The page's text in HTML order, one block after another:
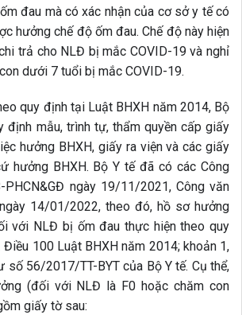
đau mà có xác nhận của cơ sở y tế có
hưởng chế độ ốm đau. Chế độ này hiện
trả cho NLĐ bị mắc COVID-19 và nghỉ
dưới 7 tuổi bị mắc COVID-19.
quy định tại Luật BHXH năm 2014, Bộ
định mẫu, trình tự, thẩm quyền cấp giấy
hưởng BHXH, giấy ra viện và các giấy
hưởng BHXH. Bộ Y tế đã có các Công
ngày 19/11/2021, Công văn
14/01/2022, theo đó, hồ sơ hưởng
với NLĐ bị ốm đau thực hiện theo quy
100 Luật BHXH năm 2014; khoản 1,
số 56/2017/TT-BYT của Bộ Y tế. Cụ thể,
(đối với NLĐ là F0 hoặc chăm con
giấy tờ sau: